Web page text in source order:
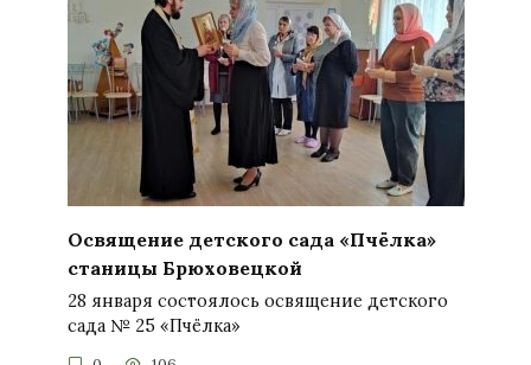
Освящение детского сада «Пчёлка»
станицы Брюховецкой
28 января состоялось освящение детского
сада № 25 «Пчёлка»